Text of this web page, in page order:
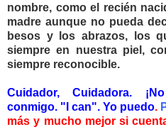
nombre, como el recién
madre aunque no pueda
besos y los abrazos, los
siempre en nuestra piel,
siempre reconocible.
Cuidador, Cuidadora.
conmigo. "I can". Yo puedo.
más y mucho mejor si